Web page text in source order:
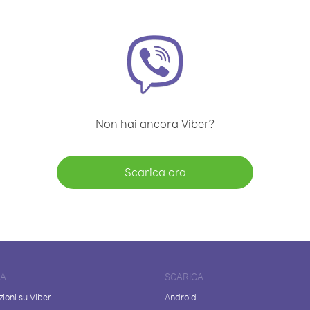
Non hai ancora Viber?
Scarica ora
su Viber
SCARICA
Android